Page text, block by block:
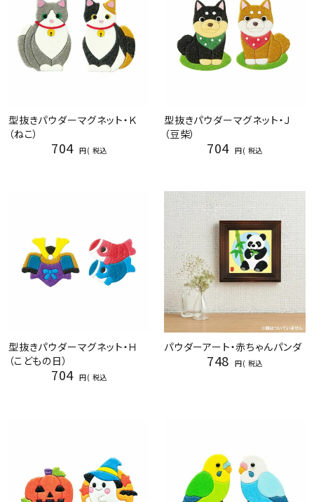
型抜きパウダーマグネット・Ｋ
（ねこ）
704 税込
型抜きパウダーマグネット・Ｊ
（豆柴）
704 税込
型抜きパウダーマグネット・Ｈ
（こどもの日）
704 税込
パウダーアート・赤ちゃんパンダ
748 税込